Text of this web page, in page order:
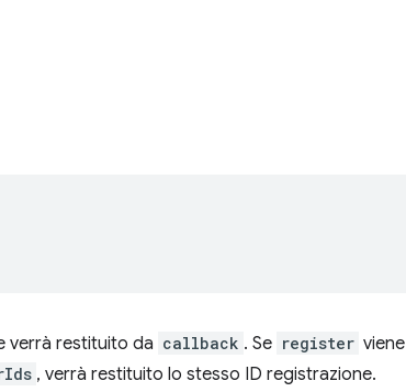
verrà restituito da callback . Se register viene
, verrà restituito lo stesso ID registrazione.